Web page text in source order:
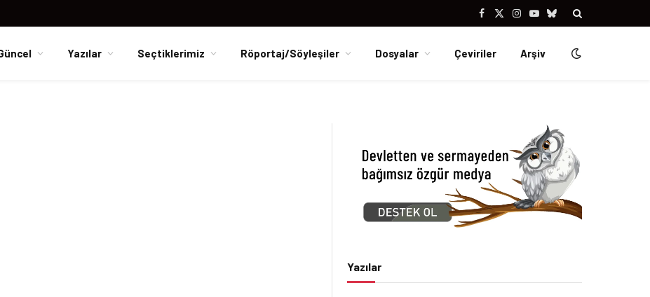
Facebook
X
Instagram
YouTubeBluesky
Yazılar Seçtiklerimiz Röportaj/Söyleşiler Dosyalar Çeviriler Arşiv
Yazılar